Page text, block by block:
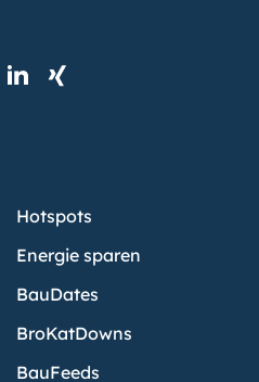
Hotspots
Energie sparen
BauDates
BroKatDowns
BauFeeds